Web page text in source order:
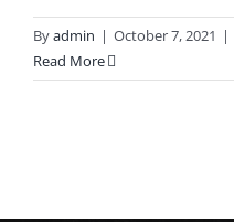
Byadmin | October 7, 2021 |
Read More